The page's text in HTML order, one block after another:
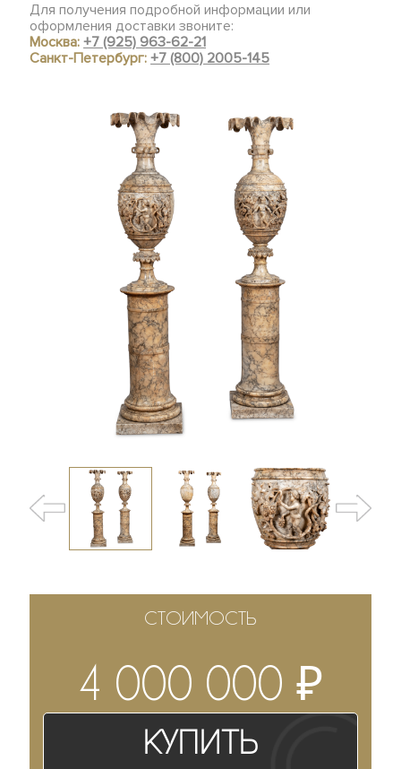
Для получения подробной информации или
оформления доставки звоните:
Москва:+7 (925) 963-62-21
Санкт-Петербург:+7 (800) 2005-145
СТОИМОСТЬ
4 000 000₽
Купить